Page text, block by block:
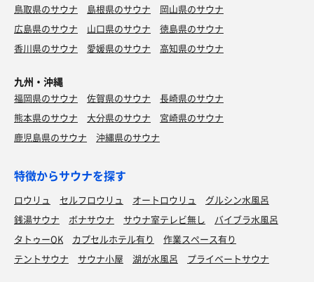
鳥取県のサウナ 島根県のサウナ
岡山県のサウナ
広島県のサウナ
山口県のサウナ
徳島県のサウナ
香川県のサウナ
愛媛県のサウナ 高知県のサウナ
九州・沖縄
福岡県のサウナ 佐賀県のサウナ
長崎県のサウナ
熊本県のサウナ
大分県のサウナ
宮崎県のサウナ
鹿児島県のサウナ
沖縄県のサウナ
特徴からサウナを探す
ロウリュ セルフロウリュ オートロウリュ
グルシン水風呂
銭湯サウナ
ボナサウナ サウナ室テレビ無し
バイブラ水風呂
タトゥーOK
カプセルホテル有り
作業スペース有り
テントサウナ
サウナ小屋 湖が水風呂 プライベートサウナ